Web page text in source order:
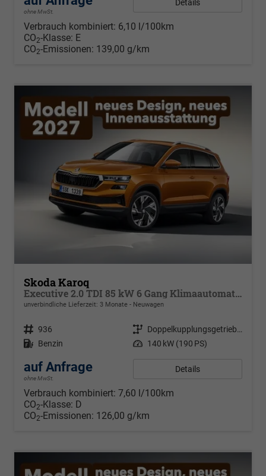
ohne MwSt.
Details
Verbrauch kombiniert: 6,10 l/100km
CO2-Klasse: E
CO2-Emissionen: 139,00 g/km
Skoda Karoq
Executive 2.0 TDI 85 kW 6 Gang Klimaautomatik, Metallfarbe, ACC ,PDC v+h, LED, Smart Link, Rückkamera, Sun Set, Reserverad, 4 Jahre Garantie,
unverbindliche Lieferzeit: 3 Monate Neuwagen
Fahrzeugnr. 936 Getriebe
Doppelkupplungsgetriebe (DSG)
Kraftstoff Benzin Leistung 140 kW (190 PS)
auf Anfrage
ohne MwSt.
Details
Verbrauch kombiniert: 7,60 l/100km
CO2-Klasse: D
CO2-Emissionen: 126,00 g/km